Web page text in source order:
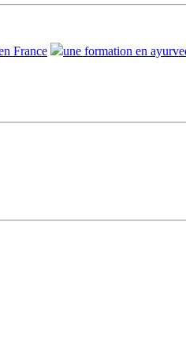
France une formation en